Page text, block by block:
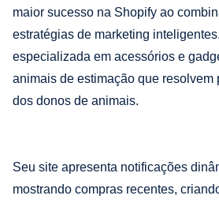
maior sucesso na Shopify ao
estratégias de marketing
especializada em acessórios e
animais de estimação que resolvem
dos donos de animais.
Seu site apresenta notificações
mostrando compras recentes,